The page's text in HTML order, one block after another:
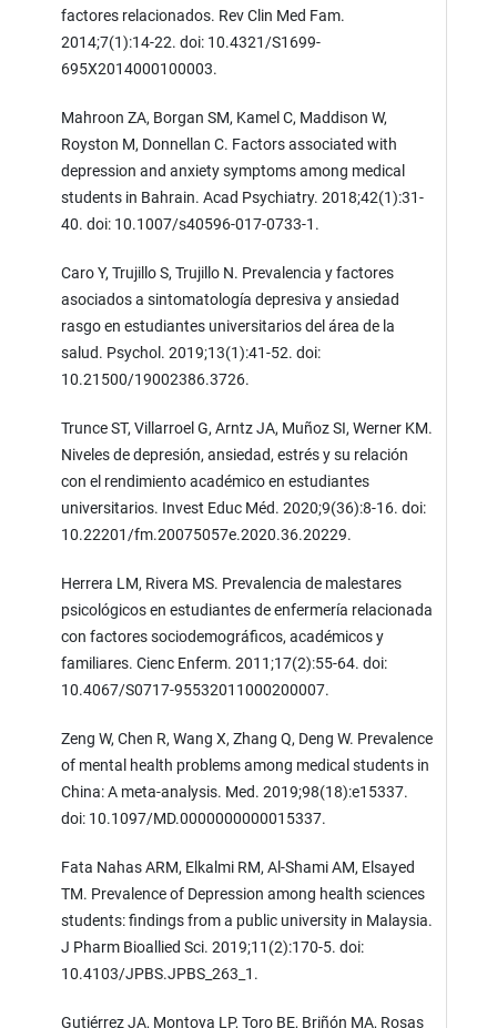
factores relacionados. Rev Clin Med Fam.
2014;7(1):14-22. doi: 10.4321/S1699-
695X2014000100003.
Mahroon ZA, Borgan SM, Kamel C, Maddison W,
Royston M, Donnellan C. Factors associated with
depression and anxiety symptoms among medical
students in Bahrain. Acad Psychiatry. 2018;42(1):31-
40. doi: 10.1007/s40596-017-0733-1.
Caro Y, Trujillo S, Trujillo N. Prevalencia y factores
asociados a sintomatología depresiva y ansiedad
rasgo en estudiantes universitarios del área de la
salud. Psychol. 2019;13(1):41-52. doi:
10.21500/19002386.3726.
Trunce ST, Villarroel G, Arntz JA, Muñoz SI, Werner KM.
Niveles de depresión, ansiedad, estrés y su relación
con el rendimiento académico en estudiantes
universitarios. Invest Educ Méd. 2020;9(36):8-16. doi:
10.22201/fm.20075057e.2020.36.20229.
Herrera LM, Rivera MS. Prevalencia de malestares
psicológicos en estudiantes de enfermería relacionada
con factores sociodemográficos, académicos y
familiares. Cienc Enferm. 2011;17(2):55-64. doi:
10.4067/S0717-95532011000200007.
Zeng W, Chen R, Wang X, Zhang Q, Deng W. Prevalence
of mental health problems among medical students in
China: A meta-analysis. Med. 2019;98(18):e15337.
doi: 10.1097/MD.0000000000015337.
Fata Nahas ARM, Elkalmi RM, Al-Shami AM, Elsayed
TM. Prevalence of Depression among health sciences
students: findings from a public university in Malaysia.
J Pharm Bioallied Sci. 2019;11(2):170-5. doi:
10.4103/JPBS.JPBS_263_1.
Gutiérrez JA, Montoya LP, Toro BE, Briñón MA, Rosas